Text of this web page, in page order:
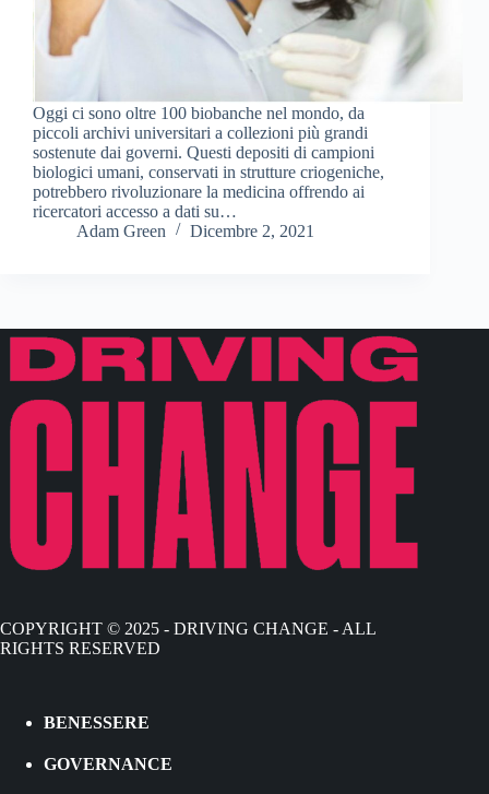
Oggi ci sono oltre 100 biobanche nel mondo, da
piccoli archivi universitari a collezioni più grandi
sostenute dai governi. Questi depositi di campioni
biologici umani, conservati in strutture criogeniche,
potrebbero rivoluzionare la medicina offrendo ai
ricercatori accesso a dati su…
Adam Green
Dicembre 2, 2021
COPYRIGHT © 2025 - DRIVING CHANGE - ALL
RIGHTS RESERVED
BENESSERE
GOVERNANCE